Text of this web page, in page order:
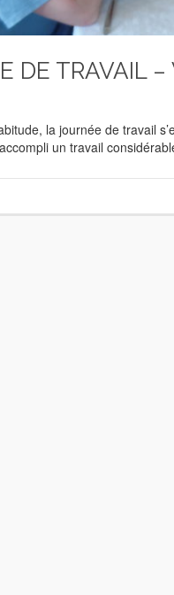
DE TRAVAIL
la journée de travail
un travail